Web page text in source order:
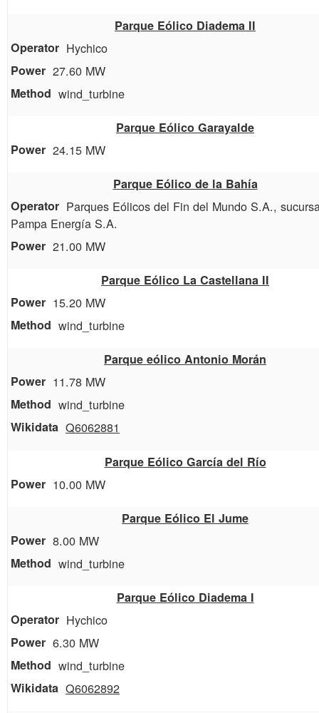
Parque Eólico Diadema II
Hychico
27.60 MW
wind_turbine
Parque Eólico Garayalde
24.15 MW
Parque Eólico de la Bahía
Parques Eólicos del Fin del Mundo S.A.,
Pampa Energía S.A.
21.00 MW
Parque Eólico La Castellana II
15.20 MW
wind_turbine
Parque eólico Antonio Morán
11.78 MW
wind_turbine
Q6062881
Parque Eólico García del Río
10.00 MW
Parque Eólico El Jume
8.00 MW
wind_turbine
Parque Eólico Diadema I
Hychico
6.30 MW
wind_turbine
Q6062892